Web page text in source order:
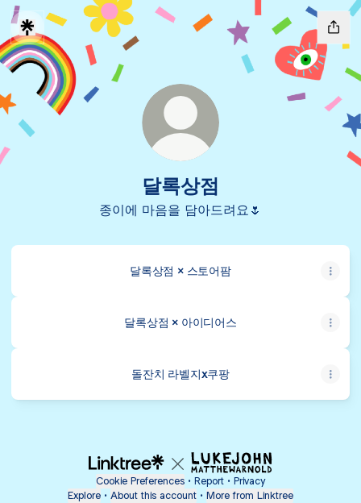
달록상점
종이에 마음을 담아드려요🌷
달록상점 × 스토어팜
달록상점 × 아이디어스
돌잔치 라벨지x쿠팡
Cookie Preferences • Report • Privacy
Explore • About this account • More from Linktree